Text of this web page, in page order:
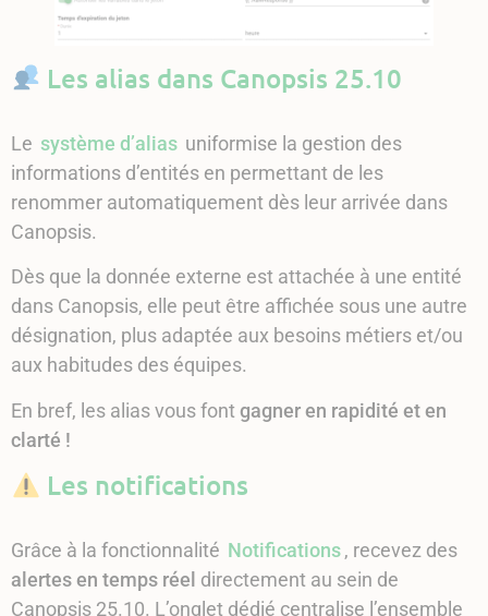
Les alias dans Canopsis 25.10
Le système d’alias uniformise la gestion des
informations d’entités en permettant de les
renommer automatiquement dès leur arrivée dans
Canopsis.
Dès que la donnée externe est attachée à une entité
dans Canopsis, elle peut être affichée sous une autre
désignation, plus adaptée aux besoins métiers et/ou
aux habitudes des équipes.
En bref, les alias vous font gagner en rapidité et en
clarté !
Les notifications
Grâce à la fonctionnalité Notifications, recevez des
alertes en temps réel directement au sein de
Canopsis 25.10. L’onglet dédié centralise l’ensemble